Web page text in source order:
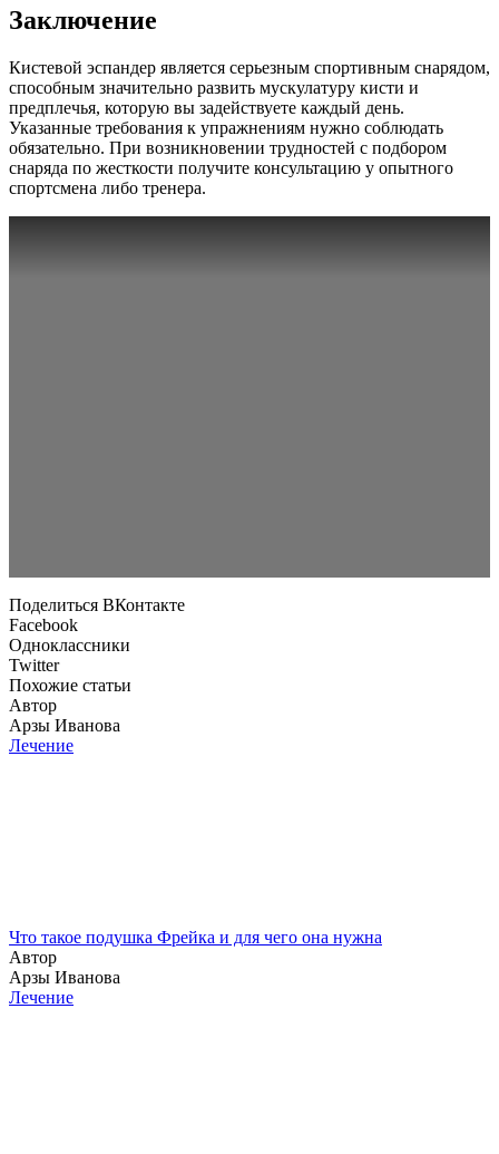
Заключение
Кистевой эспандер является серьезным спортивным снарядом,
способным значительно развить мускулатуру кисти и
предплечья, которую вы задействуете каждый день.
Указанные требования к упражнениям нужно соблюдать
обязательно. При возникновении трудностей с подбором
снаряда по жесткости получите консультацию у опытного
спортсмена либо тренера.
Поделиться ВКонтакте
Facebook
Одноклассники
Twitter
Похожие статьи
Автор
Арзы Иванова
Лечение
Что такое подушка Фрейка и для чего она нужна
Автор
Арзы Иванова
Лечение